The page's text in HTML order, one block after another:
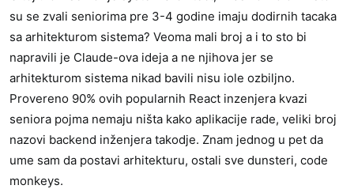
:
su se zvali seniorima pre 3-4 godine imaju dodirnih tacaka
sa arhitekturom sistema? Veoma mali broj a i to sto bi
napravili je Claude-ova ideja a ne njihova jer se
arhitekturom sistema nikad bavili nisu iole ozbiljno.
Provereno 90% ovih popularnih React inzenjera kvazi
seniora pojma nemaju ništa kako aplikacije rade, veliki broj
nazovi backend inženjera takodje. Znam jednog u pet da
ume sam da postavi arhitekturu, ostali sve dunsteri, code
monkeys.